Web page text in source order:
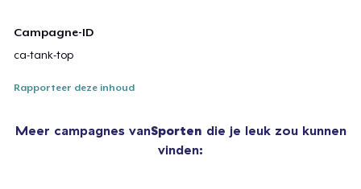
Campagne-ID
ca-tank-top
Rapporteer deze inhoud
Meer campagnes vanSporten die je leuk zou kunnen
vinden: